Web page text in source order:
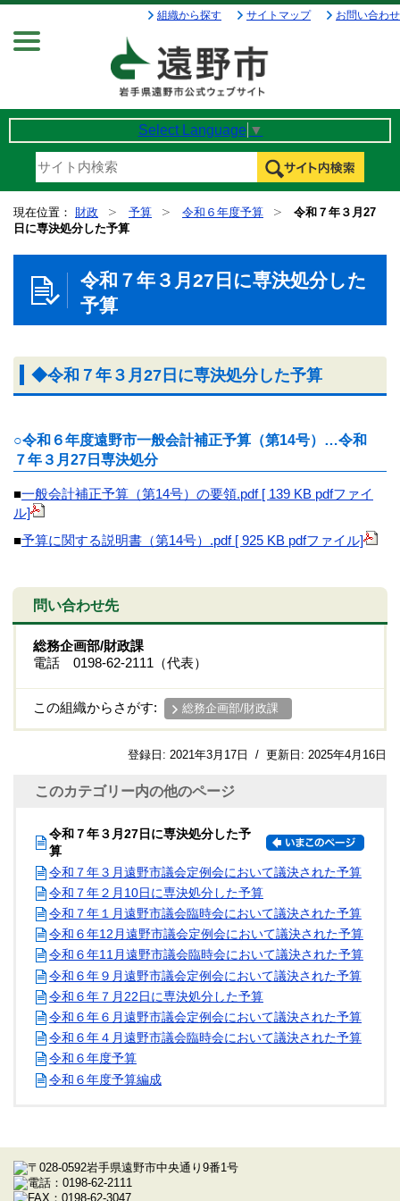
組織から探す サイトマップ お問い合わせ
Select Language ▼
現在位置： 財政 予算 令和６年度予算
令和７年３月27
日に専決処分した予算
令和７年３月27日に専決処分した
予算
◆令和７年３月27日に専決処分した予算
○令和６年度遠野市一般会計補正予算（第14号）…令和
７年３月27日専決処分
■一般会計補正予算（第14号）の要領.pdf [ 139 KB pdfファイ
ル]
■予算に関する説明書（第14号）.pdf [ 925 KB pdfファイル]
問い合わせ先
総務企画部/財政課
電話 0198-62-2111（代表）
この組織からさがす: 総務企画部/財政課
登録日: 2021年3月17日 / 更新日: 2025年4月16日
このカテゴリー内の他のページ
令和７年３月27日に専決処分した予
算
令和７年３月遠野市議会定例会において議決された予算
令和７年２月10日に専決処分した予算
令和７年１月遠野市議会臨時会において議決された予算
令和６年12月遠野市議会定例会において議決された予算
令和６年11月遠野市議会臨時会において議決された予算
令和６年９月遠野市議会定例会において議決された予算
令和６年７月22日に専決処分した予算
令和６年６月遠野市議会定例会において議決された予算
令和６年４月遠野市議会臨時会において議決された予算
令和６年度予算
令和６年度予算編成